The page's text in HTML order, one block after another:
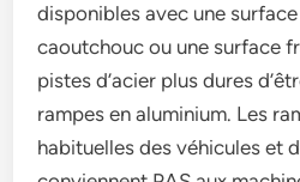
disponibles avec une
caoutchouc ou une surface
pistes d’acier plus dures
rampes en aluminium. Les
habituelles des véhicules et